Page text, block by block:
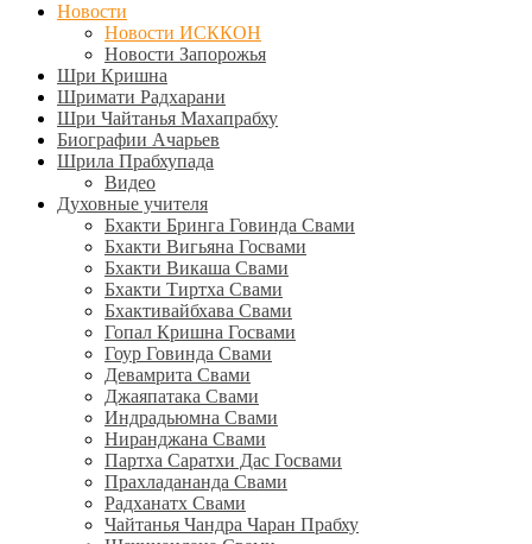
Новости
Новости ИСККОН
Новости Запорожья
Шри Кришна
Шримати Радхарани
Шри Чайтанья Махапрабху
Биографии Ачарьев
Шрила Прабхупада
Видео
Духовные учителя
Бхакти Бринга Говинда Свами
Бхакти Вигьяна Госвами
Бхакти Викаша Свами
Бхакти Тиртха Свами
Бхактивайбхава Свами
Гопал Кришна Госвами
Гоур Говинда Свами
Девамрита Свами
Джаяпатака Свами
Индрадьюмна Свами
Ниранджана Свами
Партха Саратхи Дас Госвами
Прахладананда Свами
Радханатх Свами
Чайтанья Чандра Чаран Прабху